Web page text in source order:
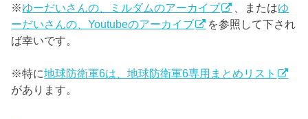
※ゆーだいさんの、ミルダムのアーカイブ 、またはゆ
ーだいさんの、Youtubeのアーカイブ
を参照して下され
ば幸いです。
※特に地球防衛軍6は、地球防衛軍6専用まとめリスト
があります。